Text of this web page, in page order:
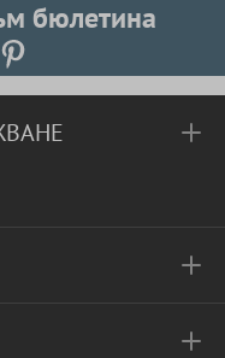
бюлетина